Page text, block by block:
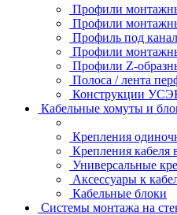
Профили
Профили
Профиль под
Профили
Профили Z-
Полоса / лента
Конструкции
Кабельные хомуты и
Крепления
Крепления кабеля
Универсальные
Аксессуары к
Кабельные блоки
Системы монтажа на